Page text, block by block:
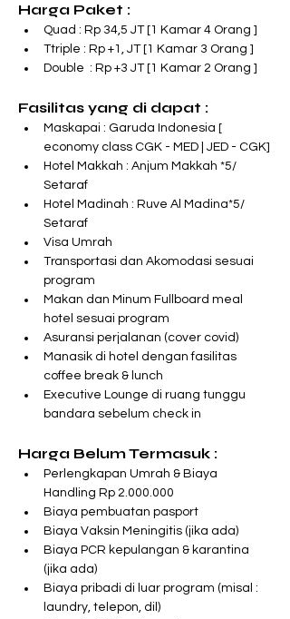
Harga Paket :
Quad : Rp 34,5 JT [1 Kamar 4 Orang ]
Ttriple : Rp +1, JT [1 Kamar 3 Orang ]
Double  : Rp +3 JT [1 Kamar 2 Orang ]
Fasilitas yang di dapat :
Maskapai : Garuda Indonesia [
economy class CGK - MED | JED - CGK]
Hotel Makkah : Anjum Makkah *5/
Setaraf
Hotel Madinah : Ruve Al Madina*5/
Setaraf
Visa Umrah
Transportasi dan Akomodasi sesuai
program
Makan dan Minum Fullboard meal
hotel sesuai program
Asuransi perjalanan (cover covid)
Manasik di hotel dengan fasilitas
coffee break & lunch
Executive Lounge di ruang tunggu
bandara sebelum check in
Harga Belum Termasuk :
Perlengkapan Umrah & Biaya
Handling Rp 2.000.000
Biaya pembuatan pasport
Biaya Vaksin Meningitis (jika ada)
Biaya PCR kepulangan & karantina
(jika ada)
Biaya pribadi di luar program (misal :
laundry, telepon, dil)